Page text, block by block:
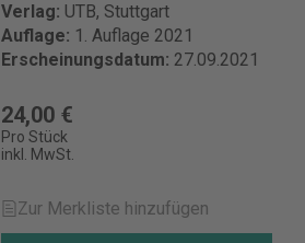
Verlag: UTB, Stuttgart
Auflage: 1. Auflage 2021
Erscheinungsdatum: 27.09.2021
24,00 €
Pro Stück
inkl. MwSt.
Zur Merkliste hinzufügen